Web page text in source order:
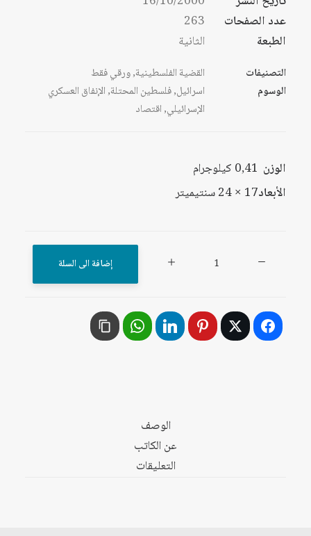
عدد الصفحات
263
الطبعة
الثانية
التصنيفات القضية الفلسطينية,ورقي فقط
الوسوم
اسرائيل,فلسطين المحتلة,الإنفاق العسكري
الإسرائيلي,اقتصاد
الوزن 0,41 كيلوجرام
الأبعاد17 × 24 سنتيميتر
الإسرائيلي،
1965
إضافة الى السلة
الوصف
عن الكاتب
التعليقات